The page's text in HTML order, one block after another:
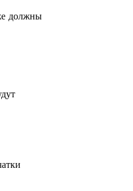
должны